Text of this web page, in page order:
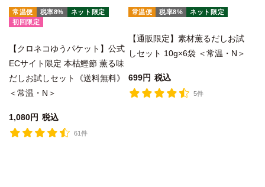
常温便 税率8%
ネット限定
初回限定
【クロネコゆうパケット】公式
ECサイト限定 本枯鰹節 薫る味
だしお試しセット《送料無料》
＜常温・N＞
1,080 税込
61件
常温便 税率8% ネット限定
【通販限定】素材薫るだしお試
しセット 10g×6袋 ＜常温・N＞
699 税込
5件